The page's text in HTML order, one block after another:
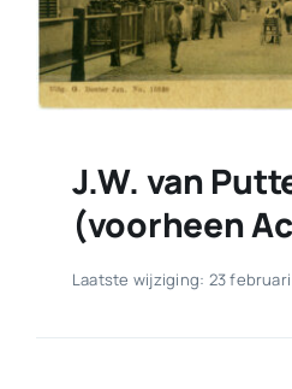
J.W. van
(voorheen
Laatste wijziging: 23